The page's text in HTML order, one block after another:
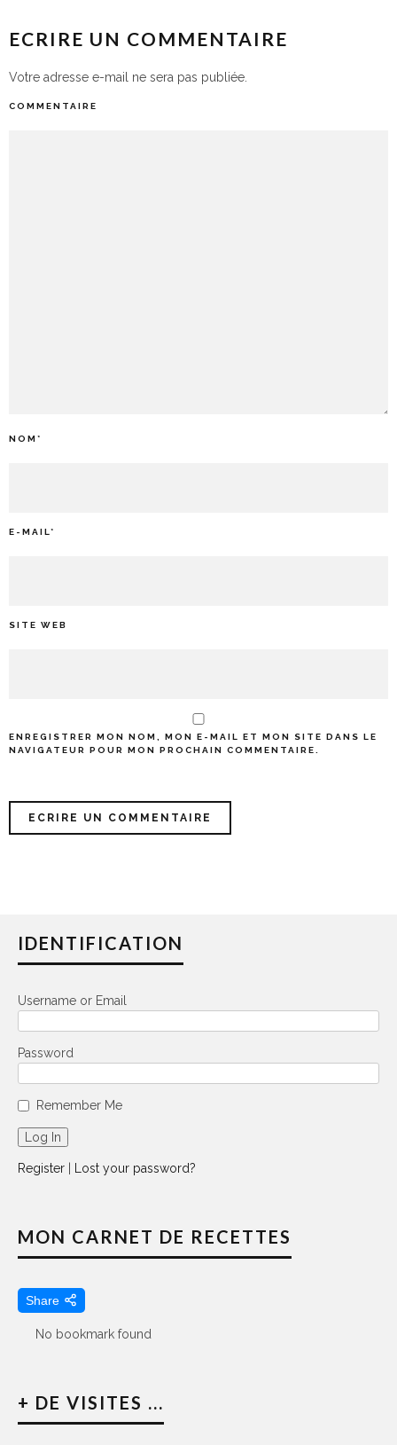
ECRIRE UN COMMENTAIRE
Votre adresse e-mail ne sera pas publiée.
COMMENTAIRE
NOM *
E-MAIL*
SITE WEB
ENREGISTRER MON NOM, MON E-MAIL ET MON SITE DANS LE
NAVIGATEUR POUR MON PROCHAIN COMMENTAIRE.
IDENTIFICATION
Username or Email
Password
Remember Me
Register Lost your password?
MON CARNET DE RECETTES
Share
No bookmark found
+ DE VISITES ...